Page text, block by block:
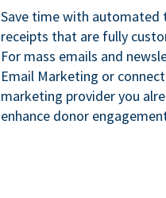
Save time with automated
receipts that are fully
For mass emails and
Email Marketing or
marketing provider you
enhance donor